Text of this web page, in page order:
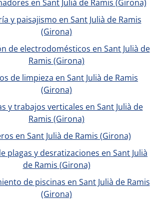
en Sant Julià de Ramis (Girona)
y paisajismo en Sant Julià de Ramis
(Girona)
de electrodomésticos en Sant Julià de
Ramis (Girona)
de limpieza en Sant Julià de Ramis
(Girona)
y trabajos verticales en Sant Julià de
Ramis (Girona)
en Sant Julià de Ramis (Girona)
plagas y desratizaciones en Sant Julià
de Ramis (Girona)
de piscinas en Sant Julià de Ramis
(Girona)